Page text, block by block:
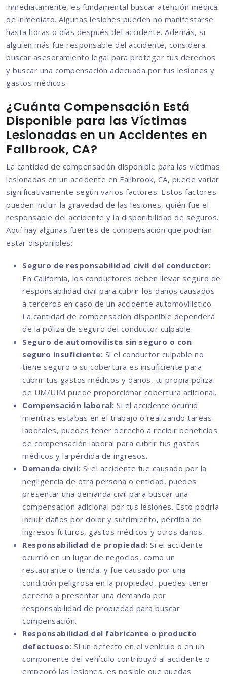
inmediatamente, es fundamental buscar atención médica
de inmediato. Algunas lesiones pueden no manifestarse
hasta horas o días después del accidente. Además, si
alguien más fue responsable del accidente, considera
buscar asesoramiento legal para proteger tus derechos
y buscar una compensación adecuada por tus lesiones y
gastos médicos.
¿Cuánta Compensación Está
Disponible para las Víctimas
Lesionadas en un Accidentes en
Fallbrook, CA?
La cantidad de compensación disponible para las víctimas
lesionadas en un accidente en Fallbrook, CA, puede variar
significativamente según varios factores. Estos factores
pueden incluir la gravedad de las lesiones, quién fue el
responsable del accidente y la disponibilidad de seguros.
Aquí hay algunas fuentes de compensación que podrían
estar disponibles:
Seguro de responsabilidad civil del conductor:
En California, los conductores deben llevar seguro de
responsabilidad civil para cubrir los daños causados
a terceros en caso de un accidente automovilístico.
La cantidad de compensación disponible dependerá
de la póliza de seguro del conductor culpable.
Seguro de automovilista sin seguro o con
seguro insuficiente: Si el conductor culpable no
tiene seguro o su cobertura es insuficiente para
cubrir tus gastos médicos y daños, tu propia póliza
de UM/UIM puede proporcionar cobertura adicional.
Compensación laboral: Si el accidente ocurrió
mientras estabas en el trabajo o realizando tareas
laborales, puedes tener derecho a recibir beneficios
de compensación laboral para cubrir tus gastos
médicos y la pérdida de ingresos.
Demanda civil: Si el accidente fue causado por la
negligencia de otra persona o entidad, puedes
presentar una demanda civil para buscar una
compensación adicional por tus lesiones. Esto podría
incluir daños por dolor y sufrimiento, pérdida de
ingresos futuros, gastos médicos y otros daños.
Responsabilidad de propiedad: Si el accidente
ocurrió en un lugar de negocios, como un
restaurante o tienda, y fue causado por una
condición peligrosa en la propiedad, puedes tener
derecho a presentar una demanda por
responsabilidad de propiedad para buscar
compensación.
Responsabilidad del fabricante o producto
defectuoso: Si un defecto en el vehículo o en un
componente del vehículo contribuyó al accidente o
empeoró las lesiones, es posible que puedas